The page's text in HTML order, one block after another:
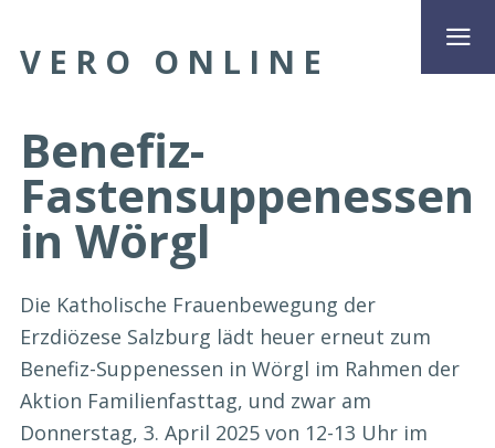
VERO ONLINE
Benefiz-
Fastensuppenessen
in Wörgl
Die Katholische Frauenbewegung der
Erzdiözese Salzburg lädt heuer erneut zum
Benefiz-Suppenessen in Wörgl im Rahmen der
Aktion Familienfasttag, und zwar am
Donnerstag, 3. April 2025 von 12-13 Uhr im